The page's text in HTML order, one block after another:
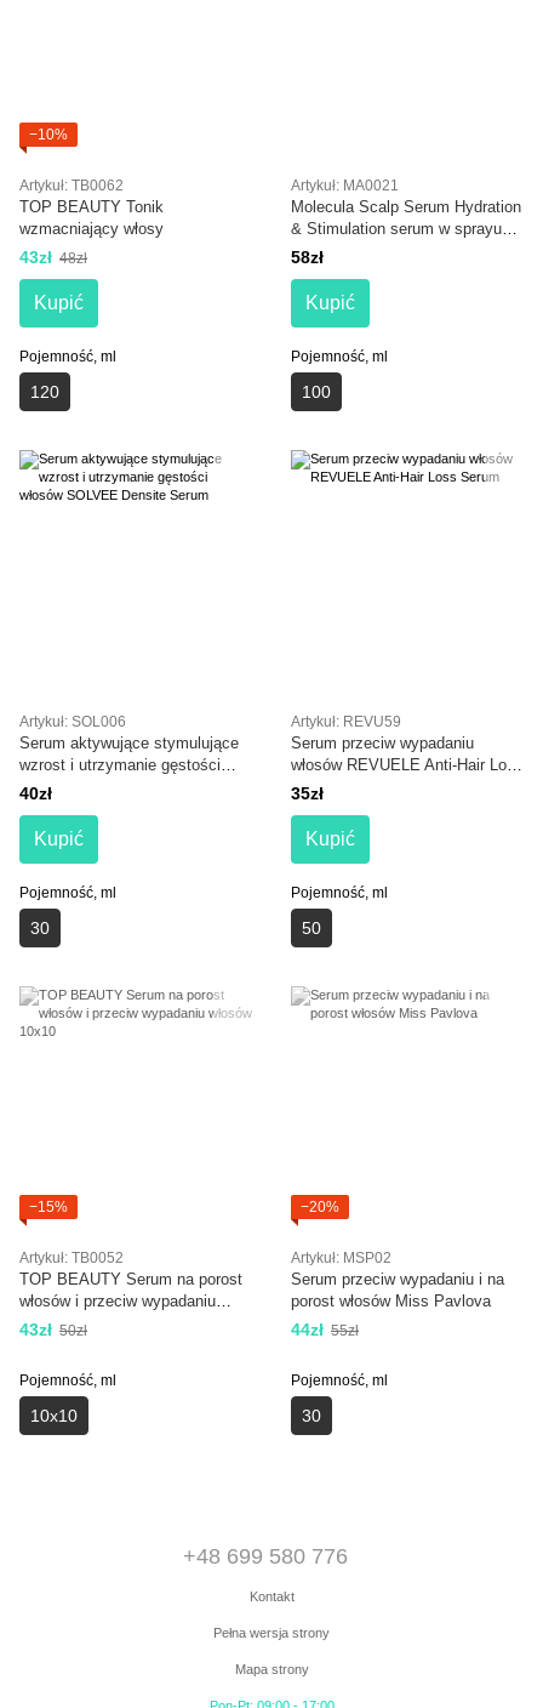
−10%
Artykuł: TB0062
TOP BEAUTY Tonik
wzmacniający włosy
43zł 48zł
Kupić
Pojemność, ml
120
Artykuł: MA0021
Molecula Scalp Serum Hydration
& Stimulation serum w sprayu
nawilżające skórę głowy i
ml
58zł
Kupić
Pojemność, ml
100
Artykuł: SOL006
Serum aktywujące stymulujące
wzrost i utrzymanie gęstości
włosów SOLVEE Densite Serum
40zł
Kupić
Pojemność, ml
30
Artykuł: REVU59
Serum przeciw wypadaniu
włosów REVUELE Anti-Hair Loss
Serum
35zł
Kupić
Pojemność, ml
50
−15%
Artykuł: TB0052
TOP BEAUTY Serum na porost
włosów i przeciw wypadaniu
włosów 10x10
43zł 50zł
Pojemność, ml
10x10
−20%
Artykuł: MSP02
Serum przeciw wypadaniu i na
porost włosów Miss Pavlova
44zł 55zł
Pojemność, ml
30
+48 699 580 776
Kontakt
Pełna wersja strony
Mapa strony